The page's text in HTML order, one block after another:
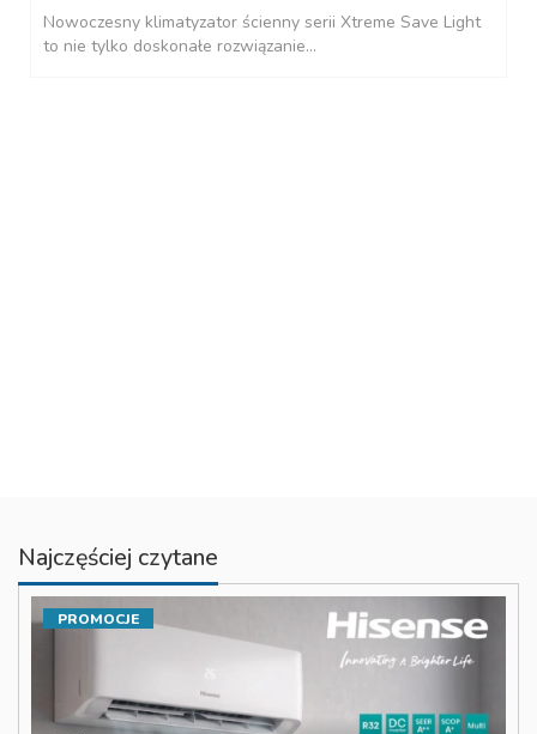
Nowoczesny klimatyzator ścienny serii Xtreme Save Light
to nie tylko doskonałe rozwiązanie...
Najczęściej czytane
PROMOCJE